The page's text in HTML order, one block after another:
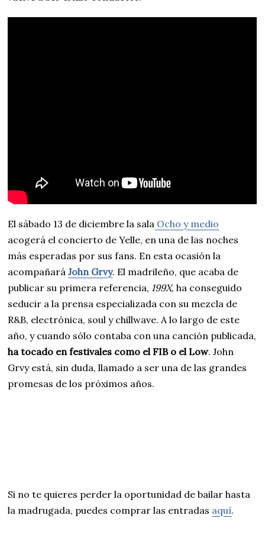
El sábado 13 de diciembre la sala Ocho y medio
acogerá el concierto de Yelle, en una de las noches
más esperadas por sus fans. En esta ocasión la
acompañaráJohn Grvy. El madrileño, que acaba de
publicar su primera referencia, 199X, ha conseguido
seducir a la prensa especializada con su mezcla de
R&B, electrónica, soul y chillwave. A lo largo de este
año, y cuando sólo contaba con una canción publicada,
ha tocado en festivales como el FIB o el Low. John
Grvy está, sin duda, llamado a ser una de las grandes
promesas de los próximos años.
Si no te quieres perder la oportunidad de bailar hasta
la madrugada, puedes comprar las entradas aquí.